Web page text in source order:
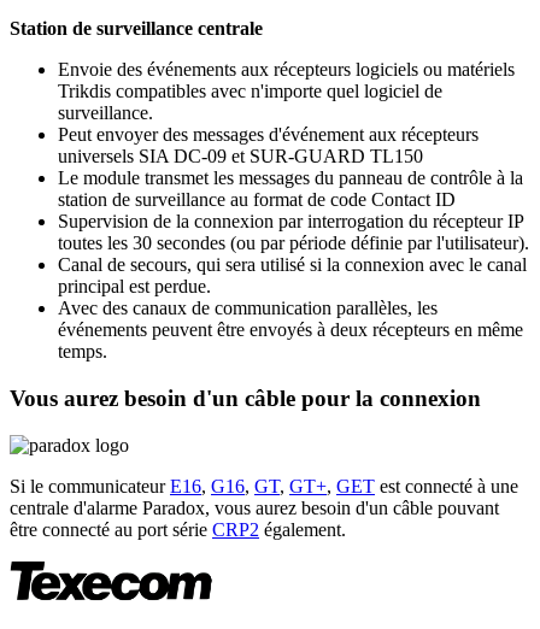
Station de surveillance centrale
Envoie des événements aux récepteurs logiciels ou matériels
Trikdis compatibles avec n'importe quel logiciel de
surveillance.
Peut envoyer des messages d'événement aux récepteurs
universels SIA DC-09 et SUR-GUARD TL150
Le module transmet les messages du panneau de contrôle à la
station de surveillance au format de code Contact ID
Supervision de la connexion par interrogation du récepteur IP
toutes les 30 secondes (ou par période définie par l'utilisateur).
Canal de secours, qui sera utilisé si la connexion avec le canal
principal est perdue.
Avec des canaux de communication parallèles, les
événements peuvent être envoyés à deux récepteurs en même
temps.
Vous aurez besoin d'un câble pour la connexion
Si le communicateurE16, G16, GT, GT+, GET est connecté à une
centrale d'alarme Paradox, vous aurez besoin d'un câble pouvant
être connecté au port série CRP2 également.